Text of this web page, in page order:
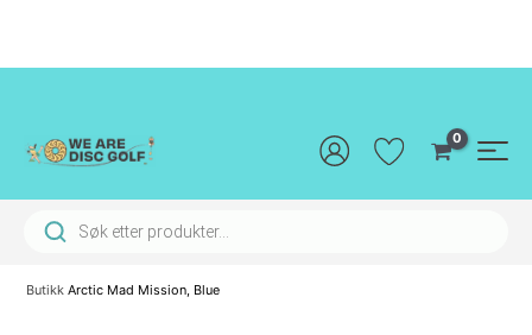
innholdet
Products search
Butikk Arctic Mad Mission, Blue